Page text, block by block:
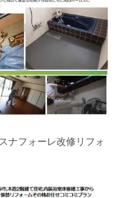
ナフォーレ改修リフォ